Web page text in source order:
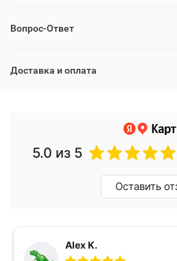
Вопрос-Ответ
Доставка и оплата